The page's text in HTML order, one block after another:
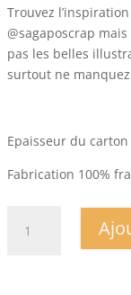
Trouvez
@sagaposcrap
pas les belles
surtout ne
Epaisseur du
Fabrication 100%